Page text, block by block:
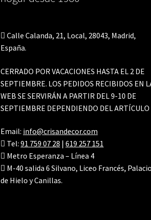
Calle Calanda, 21, Local, 28043, Madrid,
España.
CERRADO POR VACACIONES HASTA EL 2 DE
SEPTIEMBRE. LOS PEDIDOS RECIBIDOS EN
WEB SE SERVIRÁN A PARTIR DEL 9-10 DE
SEPTIEMBRE DEPENDIENDO DEL ARTÍCULO
Email: info@crisandecor.com
Tel:91 759 07 28 |619 257 151
Metro Esperanza – Línea 4
M-40 salida 6 Silvano, Liceo Francés,
de Hielo y Canillas.